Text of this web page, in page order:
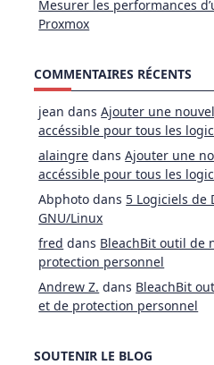
Mesurer les performances
Proxmox
COMMENTAIRES RÉCENTS
jean dansAjouter une
accéssible pour tous les
alaingre dansAjouter une
accéssible pour tous les
Abphoto dans 5 Logiciels de
GNU/Linux
fred dans BleachBit outil de
protection personnel
Andrew Z. dans BleachBit
et de protection personnel
SOUTENIR LE BLOG